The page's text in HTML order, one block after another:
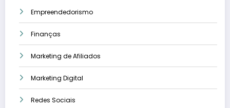
Empreendedorismo
Finanças
Marketing de Afiliados
Marketing Digital
Redes Sociais